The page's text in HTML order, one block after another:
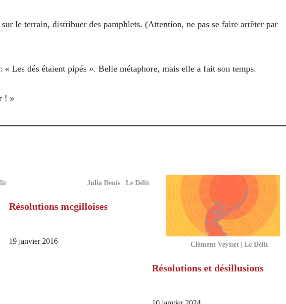
le terrain, distribuer des pamphlets. (Attention, ne pas se faire arrêter par
« Les dés étaient pipés ». Belle métaphore, mais elle a fait son temps.
! »
Julia Denis | Le Délit
Résolutions mcgilloises
19 janvier 2016 Clément Veysset | Le Délit
Résolutions et désillusions